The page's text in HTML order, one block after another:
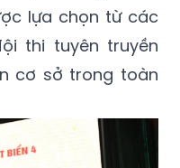
lựa chọn từ các
thi tuyên truyền
cơ sở trong toàn